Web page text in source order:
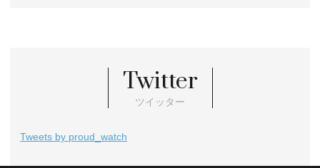
Twitter
ツイッター
Tweets by proud_watch